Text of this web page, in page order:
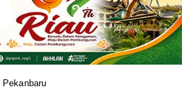
Pekanbaru